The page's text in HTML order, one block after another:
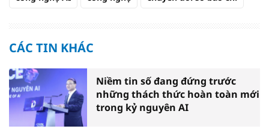
CÁC TIN KHÁC
Niềm tin số đang đứng trước
những thách thức hoàn toàn mới
trong kỷ nguyên AI